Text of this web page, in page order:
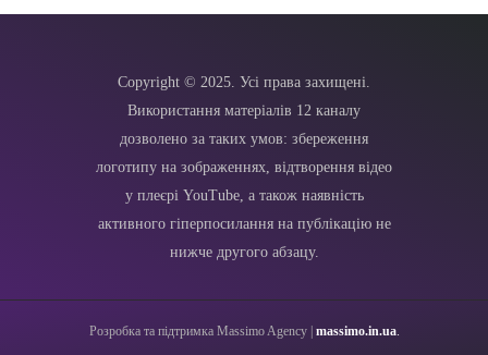
Copyright © 2025. Усі права захищені.
Використання матеріалів 12 каналу
дозволено за таких умов: збереження
логотипу на зображеннях, відтворення відео
у плеєрі YouTube, а також наявність
активного гіперпосилання на публікацію не
нижче другого абзацу.
Розробка та підтримка Massimo Agency | massimo.in.ua.